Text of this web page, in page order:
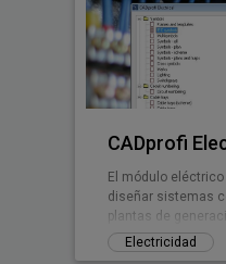
CADprofi
El módulo
diseñar sistemas
plantas de
alumbrado, baja
Electricidad